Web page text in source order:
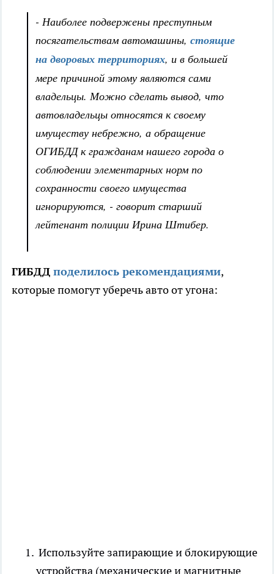
- Наиболее подвержены преступным
посягательствам автомашины, стоящие
на дворовых территориях, и в большей
мере причиной этому являются сами
владельцы. Можно сделать вывод, что
автовладельцы относятся к своему
имуществу небрежно, а обращение
ОГИБДД к гражданам нашего города о
соблюдении элементарных норм по
сохранности своего имущества
игнорируются, - говорит старший
лейтенант полиции Ирина Штибер.
ГИБДД поделилось рекомендациями,
которые помогут уберечь авто от угона:
Используйте запирающие и блокирующие
устройства (механические и магнитные